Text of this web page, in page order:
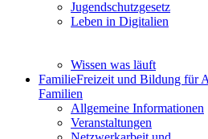
Jugendschutzgesetz
Leben in Digitalien
Wissen was läuft
FamilieFreizeit und Bildung für
Familien
Allgemeine Informationen
Veranstaltungen